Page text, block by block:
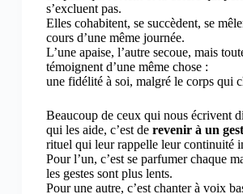
s’excluent pas.
Elles cohabitent, se succèdent, se
cours d’une même journée.
L’une apaise, l’autre secoue, mais
témoignent d’une même chose :
une fidélité à soi, malgré le corps qui
Beaucoup de ceux qui nous écrivent
qui les aide, c’est de revenir à un
rituel qui leur rappelle leur continuité
Pour l’un, c’est se parfumer chaque
les gestes sont plus lents.
Pour une autre, c’est chanter à voix